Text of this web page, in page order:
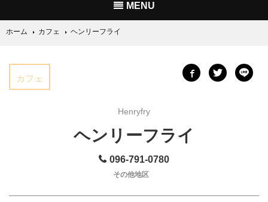
MENU
ホーム カフェ ヘンリーフライ
カフェ
Henryfry
ヘンリーフライ
096-791-0780
その他地区